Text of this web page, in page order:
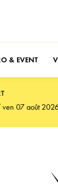
& EVENT
sur la touche